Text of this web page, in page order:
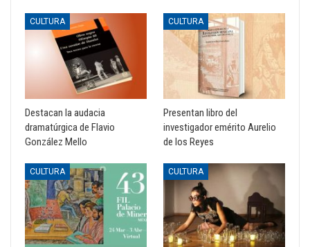
CULTURA
Destacan la audacia
dramatúrgica de Flavio
González Mello
CULTURA
Presentan libro del
investigador emérito Aurelio
de los Reyes
CULTURA CULTURA